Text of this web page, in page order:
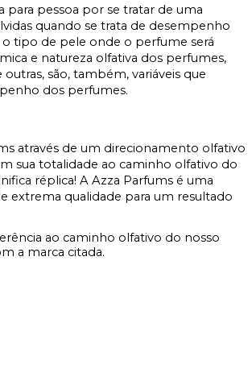
para pessoa por se tratar de uma
quando se trata de desempenho
o tipo de pele onde o perfume será
e natureza olfativa dos perfumes,
são, também, variáveis que
dos perfumes.
através de um direcionamento olfativo
sua totalidade ao caminho olfativo do
réplica! A Azza Parfums é uma
extrema qualidade para um resultado
ao caminho olfativo do nosso
a marca citada.